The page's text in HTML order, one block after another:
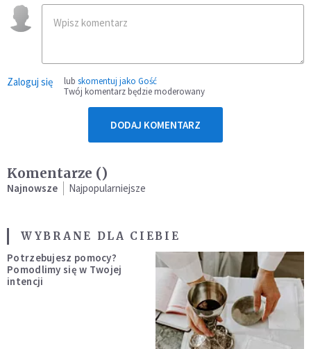
Zaloguj się lub skomentuj jako Gość
Twój komentarz będzie moderowany
DODAJ KOMENTARZ
Komentarze ()
Najnowsze Najpopularniejsze
WYBRANE DLA CIEBIE
Potrzebujesz pomocy?
Pomodlimy się w Twojej
intencji